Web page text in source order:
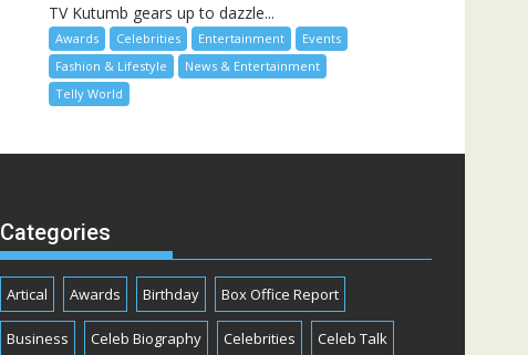
TV Kutumb gears up to dazzle...
Awards Celebrities Entertainment
Events
Fashion & Lifestyle
News & Entertainment
Telly World
Categories
Artical Awards Birthday Box Office Report
Business Celeb Biography Celebrities Celeb Talk